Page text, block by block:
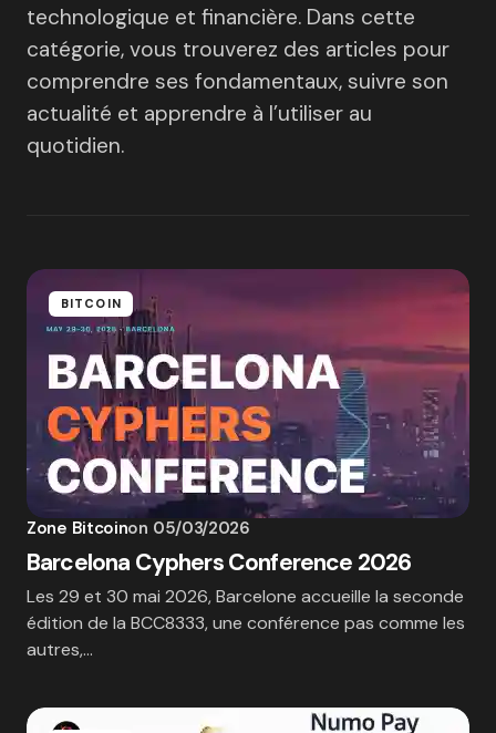
technologique et financière. Dans cette
catégorie, vous trouverez des articles pour
comprendre ses fondamentaux, suivre son
actualité et apprendre à l’utiliser au
quotidien.
BITCOIN
Zone Bitcoinon 05/03/2026
Barcelona Cyphers Conference 2026
Les 29 et 30 mai 2026, Barcelone accueille la seconde
édition de la BCC8333, une conférence pas comme les
autres,…